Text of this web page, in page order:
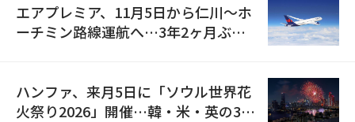
エアプレミア、11月5日から仁川〜ホ
ーチミン路線運航へ…3年2ヶ月ぶり
ハンファ、来月5日に「ソウル世界花
火祭り2026」開催…韓・米・英の3カ